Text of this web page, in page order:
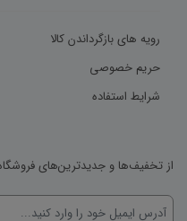
رویه های بازگرداندن کالا
حریم خصوصی
شرایط استفاده
از تخفیف‌ها و جدیدترین‌های